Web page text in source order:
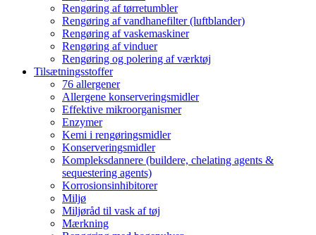
Rengøring af tørretumbler
Rengøring af vandhanefilter (luftblander)
Rengøring af vaskemaskiner
Rengøring af vinduer
Rengøring og polering af værktøj
Tilsætningsstoffer
76 allergener
Allergene konserveringsmidler
Effektive mikroorganismer
Enzymer
Kemi i rengøringsmidler
Konserveringsmidler
Kompleksdannere (buildere, chelating agents &
sequestering agents)
Korrosionsinhibitorer
Miljø
Miljøråd til vask af tøj
Mærkning